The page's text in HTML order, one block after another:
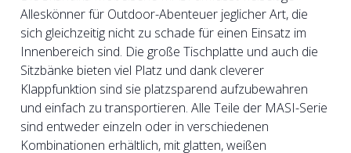
Alleskönner für Outdoor-Abenteuer jeglicher Art, die
sich gleichzeitig nicht zu schade für einen Einsatz im
Innenbereich sind. Die große Tischplatte und auch die
Sitzbänke bieten viel Platz und dank cleverer
Klappfunktion sind sie platzsparend aufzubewahren
und einfach zu transportieren. Alle Teile der MASI-Serie
sind entweder einzeln oder in verschiedenen
Kombinationen erhältlich, mit glatten, weißen